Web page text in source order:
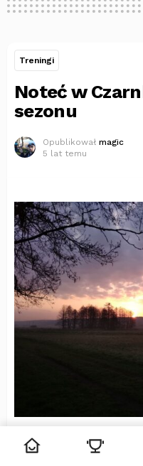
Treningi
Noteć w
sezonu
Opublikował magic
5 lat temu